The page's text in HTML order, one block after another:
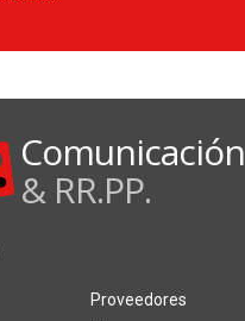
Comunicación
& RR.PP.
Proveedores